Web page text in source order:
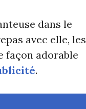
dans le
avec elle, les
façon adorable
.